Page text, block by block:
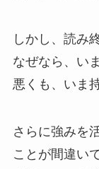
しかし、読み
なぜなら、い
悪くも、いま
さらに強みを
ことが間違い